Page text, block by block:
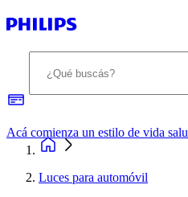
Luces para automóvil